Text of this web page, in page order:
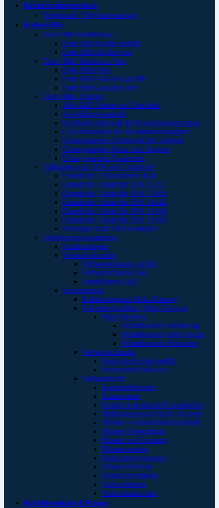
Katastrophenschutz
Unterkunft / Objektausstattung
Erste-Hilfe
Erste Hilfe Behältnisse
Erste Hilfe-Koffer gefüllt
Erste Hilfe-Koffer leer
Erste Hilfe Taschen u. Sets
Erste Hilfe-Sets
Erste Hilfe-Taschen gefüllt
Erste Hilfe-Taschen leer
Erste Hilfe-Training
Alle AED Trainer im Überblick
Ausbildungsmaterial
Feedbackelektronik für Reanimationspuppen
Gesichtsmasken für Reanimationspuppen
Übungspuppen Advanced Life Support
Übungspuppen Basic Life Support
Übungspuppen Feuerwehr
Füllungen nach DIN und Einzelteile
Einzelteile / Füllsortiment Kita
Einzelteile / Inhalt für DIN 13157
Einzelteile / Inhalt für DIN 13169
Einzelteile / Inhalt für DIN 14142
Einzelteile / Inhalt für DIN 13164
Einzelteile / Inhalt für DIN 13160
Füllungen nach DIN Komplett
Sanitätsraumausstattung
Krankentragen
Verbandschränke
Verbandschränke gefüllt
Verbandschränke leer
Wandkästen AED
Sportmedizin
Kältekompresse Mehr-/Einweg
Wärmebehandlung Mehr-/Einweg
Wärmflaschen
Wärmflaschen mit Bezug
Wärmflaschen ohne Bezug
Wärmflaschen Plüschtier
Verbandschränke
Verbandschränke gefüllt
Verbandschränke leer
Verbandstoffe
Kanülenfixierung
Kinesoptape
Kohäsive elastische Fixierbinden
Mullkompressen Steril / Unsteril
Pflaster – Wundschnellverbände
Pflaster Detektierbar
Pflaster zur Fixierung
Pflasterspender
Replantatversorgung
Schnellverbände
Schlauchverbände
Verbandtücher
Verbandpäckchen
Notfallmedizin & Praxis